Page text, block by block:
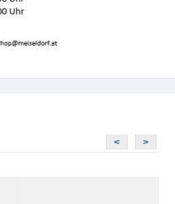
< >